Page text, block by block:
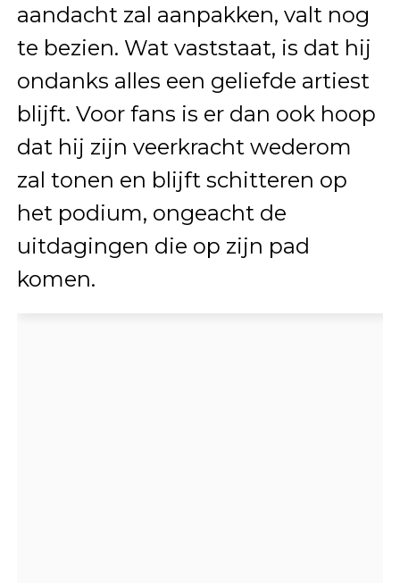
aandacht zal aanpakken, valt nog
te bezien. Wat vaststaat, is dat hij
ondanks alles een geliefde artiest
blijft. Voor fans is er dan ook hoop
dat hij zijn veerkracht wederom
zal tonen en blijft schitteren op
het podium, ongeacht de
uitdagingen die op zijn pad
komen.